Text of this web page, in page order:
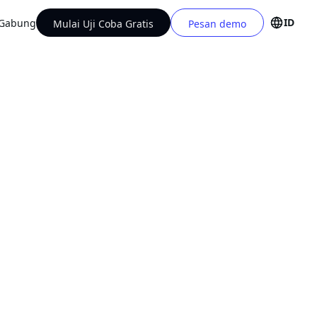
Mulai Uji Coba Gratis Pesan demo ID